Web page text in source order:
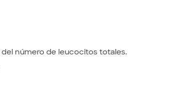
número de leucocitos totales.
el alcohol.